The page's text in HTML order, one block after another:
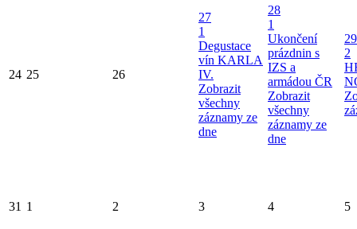
24 25 26
27
1
Degustace
vín KARLA
IV.
Zobrazit
všechny
záznamy ze
dne
28
1
Ukončení
prázdnin s
IZS a
armádou ČR
Zobrazit
všechny
záznamy ze
dne
29
2
31 1 2 3 4 5